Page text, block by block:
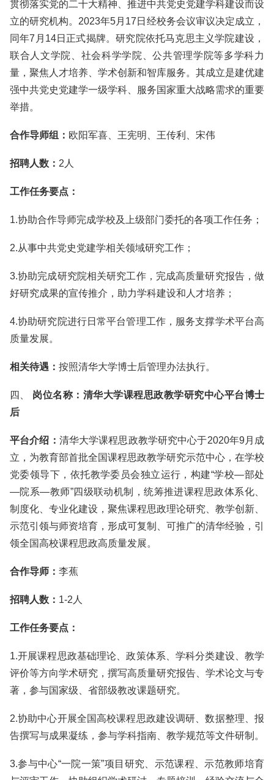
贯彻落实党的二十大精神、推进中共党史党建学科建设而设
立的研究机构。2023年5月17日经校务会议审议决定成立，
同年7月14日正式揭牌。研究院依托马克思主义学院建设，
联合人文学院、社会科学学院、公共管理学院等多学科力
量，聚焦人才培养、学术创新和智库服务。其成立是建优建
强中共党史党建学一级学科、服务国家重大战略需求的重要
举措。
合作导师组： 欧阳军喜、王宪明、王传利、宋伟
招聘人数： 2人
工作任务要点：
1.协助合作导师完成学校及上级部门委托的各项工作任务；
2.从事中共党史党建学相关领域研究工作；
3.协助完成研究院相关研究工作，完成高质量研究报告，做
好研究成果的宣传推介，助力学科建设和人才培养；
4.协助研究院进行日常平台管理工作，服务支撑学术平台高
质量发展。
相关待遇： 按照清华大学博士后管理办法执行。
四、 岗位名称： 清华大学课程思政教学研究中心平台博士
后
平台介绍： 清华大学课程思政教学研究中心于2020年9月成
立，为教育部首批全国课程思政教学研究示范中心，在学校
党委领导下，依托教学委员会独立运行，构建“学校—部处
—院系—教师”四级联动机制，统筹推进课程思政体系化、
制度化、专业化建设，聚焦课程思政理论研究、教学创新、
示范引领与师资培育，形成可复制、可推广的清华经验，引
领全国高校课程思政高质量发展。
合作导师： 李蕉
招聘人数： 1-2人
工作任务要点：
1.开展课程思政基础理论、政策体系、学科分类建设、教学
评价等方向学术研究，撰写高质量研究报告、学术论文与专
著，参与国家级、省部级教改课题研究。
2.协助中心开展全国高校课程思政建设调研、数据整理、报
告撰写与成果凝练，参与学科指南、教学规范等文件研制。
3.参与中心“一院一策”项目研究、示范课程、示范教师培育